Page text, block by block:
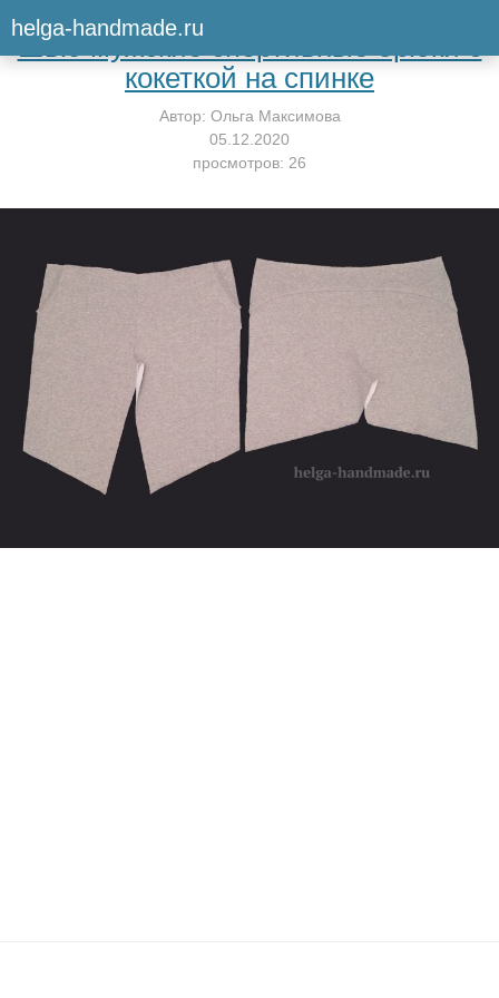
helga-handmade.ruВернуться к мастер-классу
Шью мужские спортивные брюки с
кокеткой на спинке
Автор: Ольга Максимова
05.12.2020
просмотров: 26